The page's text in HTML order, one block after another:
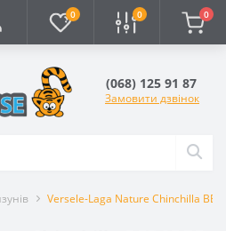
0 0 0
(068) 125 91 87
Замовити дзвінок
Versele-Laga Nature Chinchilla